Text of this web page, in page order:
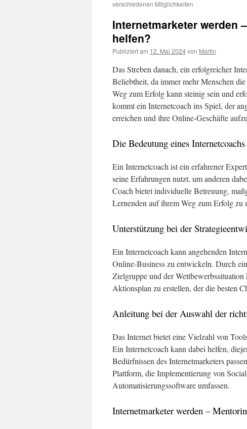
verschiedenen Möglichkeiten
Internetmarketer werden
helfen?
Publiziert am 12. Mai 2024von Martin
Das Streben danach, ein erfolgreicher
Beliebtheit, da immer mehr Menschen
Weg zum Erfolg kann steinig sein und
kommt ein Internetcoach ins Spiel, der
erreichen und ihre Online-Geschäfte
Die Bedeutung eines Internetcoachs
Ein Internetcoach ist ein erfahrener
seine Erfahrungen nutzt, um anderen
Coach bietet individuelle Betreuung,
Lernenden auf ihrem Weg zum Erfolg zu
Unterstützung bei der
Ein Internetcoach kann angehenden
Online-Business zu entwickeln. Durch
Zielgruppe und der
Aktionsplan zu erstellen, der die besten
Anleitung bei der Auswahl der
Das Internet bietet eine Vielzahl von
Ein Internetcoach kann dabei helfen,
Bedürfnissen des Internetmarketers
Plattform, die Implementierung von
Automatisierungssoftware umfassen.
Internetmarketer werden –